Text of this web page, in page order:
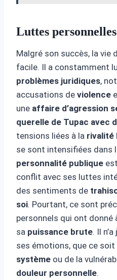
Luttes personnelles
Malgré son succès, la vie
facile. Il a constamment
problèmes juridiques,
accusations de violence
une affaire d’agression
querelle de Tupac avec
tensions liées à la rivalité
se sont intensifiées dans
personnalité publique
conflit avec ses luttes
des sentiments de
soi. Pourtant, ce sont
personnels qui ont donné
sa puissance brute. Il
ses émotions, que ce
système ou de la
douleur personnelle.